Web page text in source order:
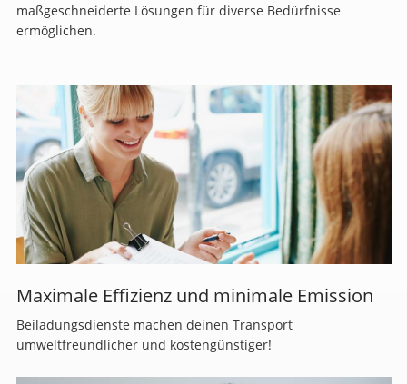
maßgeschneiderte Lösungen für diverse Bedürfnisse
ermöglichen.
Maximale Effizienz und minimale Emission
Beiladungsdienste machen deinen Transport
umweltfreundlicher und kostengünstiger!